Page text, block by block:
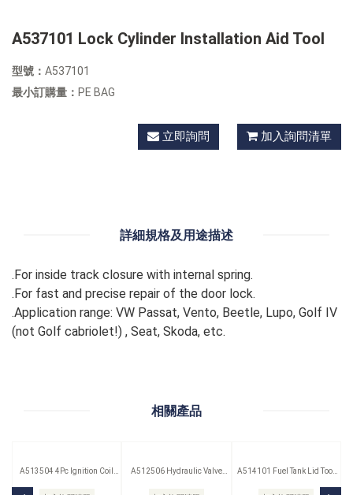
A537101 Lock Cylinder Installation Aid Tool
型號： A537101
最小訂購量： PE BAG
立即詢問 加入詢問清單
詳細規格及用途描述
.For inside track closure with internal spring.
.For fast and precise repair of the door lock.
.Application range: VW Passat, Vento, Beetle, Lupo, Golf IV
(not Golf cabriolet!) , Seat, Skoda, etc.
相關產品
A513504 4Pc Ignition Coil
A512506 Hydraulic Valve
A514101 Fuel Tank Lid Tool